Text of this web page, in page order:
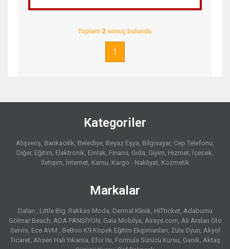
Toplam 2sonuç bulundu.
1
Kategoriler
Alışveriş Bankacılık Belediye Beyaz Eşya Bilgisayar Cep Telefonu
Diğer Eğitim Elektronik Emlak Finans Gıda Giyim Hizmet İçecek
İletişim İnternet Kamu Kargo - Nakliyat Kozmetik
Markalar
Dalan Little Big Rakkas Moda Dermal Klinik HITticket Adaburnu
Gölmar Beach ADA PANSİYON Gala Mobilya Airays.com Ali Arslan Oto
Servis Ece AVM BeBoo K9 Köpek Eğitim Ekipmanları Zula Oyun Akyol
Ticaret Ahsen Halı Yıkama Efor Isı Formula Sürücü Kursu Ganik Aktaş